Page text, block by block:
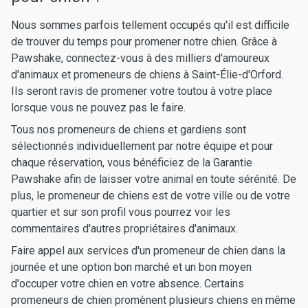
Nous sommes parfois tellement occupés qu'il est difficile
de trouver du temps pour promener notre chien. Grâce à
Pawshake, connectez-vous à des milliers d'amoureux
d'animaux et promeneurs de chiens à Saint-Élie-d'Orford.
Ils seront ravis de promener votre toutou à votre place
lorsque vous ne pouvez pas le faire.
Tous nos promeneurs de chiens et gardiens sont
sélectionnés individuellement par notre équipe et pour
chaque réservation, vous bénéficiez de la Garantie
Pawshake afin de laisser votre animal en toute sérénité. De
plus, le promeneur de chiens est de votre ville ou de votre
quartier et sur son profil vous pourrez voir les
commentaires d'autres propriétaires d'animaux.
Faire appel aux services d'un promeneur de chien dans la
journée et une option bon marché et un bon moyen
d'occuper votre chien en votre absence. Certains
promeneurs de chien promènent plusieurs chiens en même